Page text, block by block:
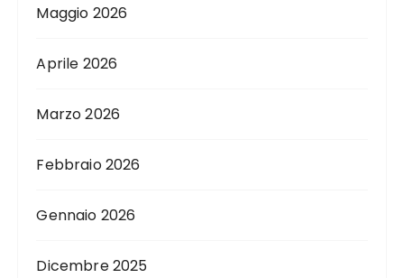
Maggio 2026
Aprile 2026
Marzo 2026
Febbraio 2026
Gennaio 2026
Dicembre 2025